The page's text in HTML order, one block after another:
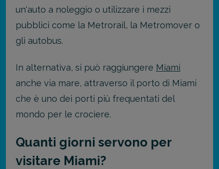
un'auto a noleggio o utilizzare i mezzi
pubblici come la Metrorail, la Metromover o
gli autobus.
In alternativa, si può raggiungere Miami
anche via mare, attraverso il porto di Miami
che è uno dei porti più frequentati del
mondo per le crociere.
Quanti giorni servono per
visitare Miami?